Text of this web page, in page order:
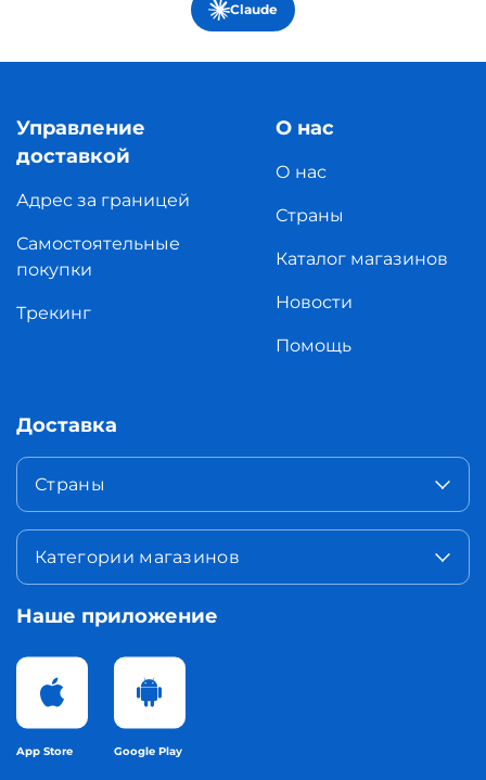
Claude
Управление
доставкой
Адрес за границей
Самостоятельные
покупки
Трекинг
О нас
О нас
Страны
Каталог магазинов
Новости
Помощь
Доставка
Страны
Категории магазинов
Наше приложение
App Store Google Play